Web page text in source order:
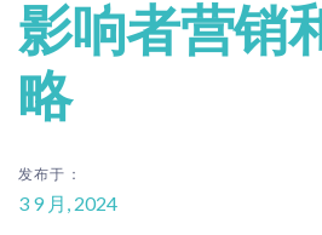
影响者营销
略
发布于：
3 9 月, 2024